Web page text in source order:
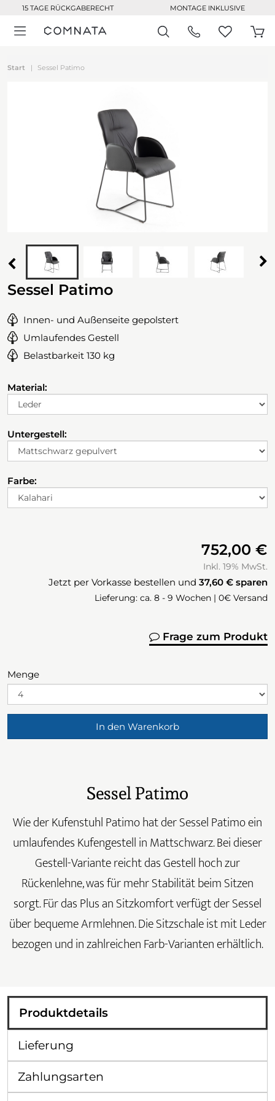
15 TAGE RÜCKGABERECHT MONTAGE INKLUSIVE
Start Sessel Patimo
Sessel Patimo
Innen- und Außenseite gepolstert
Umlaufendes Gestell
Belastbarkeit 130 kg
Material:
Untergestell:
Farbe:
752,00 €
Inkl. 19% MwSt.
Jetzt per Vorkasse bestellen und 37,60 € sparen
Lieferung: ca. 8 - 9 Wochen | 0€ Versand
Frage zum Produkt
Menge
In den Warenkorb
Sessel Patimo
Wie der Kufenstuhl Patimo hat der Sessel Patimo ein
umlaufendes Kufengestell in Mattschwarz. Bei dieser
Gestell-Variante reicht das Gestell hoch zur
Rückenlehne, was für mehr Stabilität beim Sitzen
sorgt. Für das Plus an Sitzkomfort verfügt der Sessel
über bequeme Armlehnen. Die Sitzschale ist mit Leder
bezogen und in zahlreichen Farb-Varianten erhältlich.
Produktdetails
Lieferung
Zahlungsarten